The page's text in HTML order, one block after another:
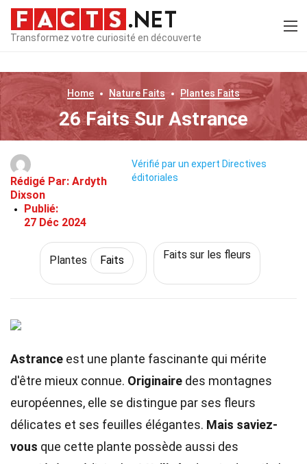
Transformez votre curiosité en découverte
Home Nature Faits Plantes Faits
26 Faits Sur Astrance
Rédigé Par: Ardyth
Dixson
Publié:
27 Déc 2024
Vérifié par un expert Directives
éditoriales
Plantes Faits Faits sur les fleurs
Astrance est une plante fascinante qui mérite
d'être mieux connue. Originaire des montagnes
européennes, elle se distingue par ses fleurs
délicates et ses feuilles élégantes. Mais saviez-
vous que cette plante possède aussi des